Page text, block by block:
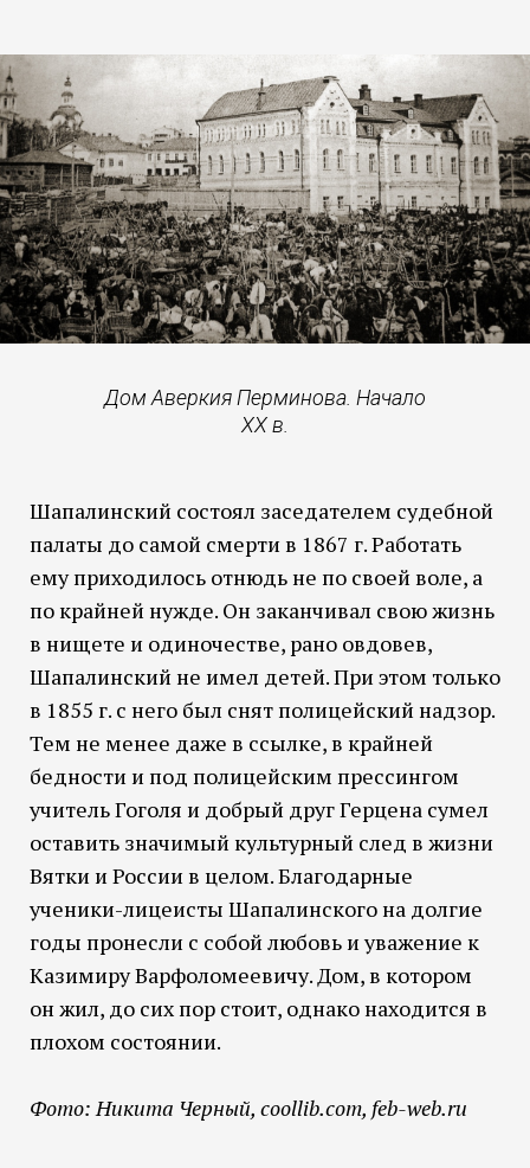
Дом Аверкия Перминова. Начало
XX в.
Шапалинский состоял заседателем судебной
палаты до самой смерти в 1867 г. Работать
ему приходилось отнюдь не по своей воле, а
по крайней нужде. Он заканчивал свою жизнь
в нищете и одиночестве, рано овдовев,
Шапалинский не имел детей. При этом только
в 1855 г. с него был снят полицейский надзор.
Тем не менее даже в ссылке, в крайней
бедности и под полицейским прессингом
учитель Гоголя и добрый друг Герцена сумел
оставить значимый культурный след в жизни
Вятки и России в целом. Благодарные
ученики-лицеисты Шапалинского на долгие
годы пронесли с собой любовь и уважение к
Казимиру Варфоломеевичу. Дом, в котором
он жил, до сих пор стоит, однако находится в
плохом состоянии.
Фото: Никита Черный, coollib.com, feb-web.ru